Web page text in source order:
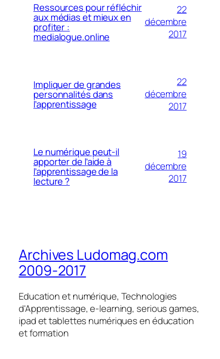
Ressources pour réfléchir
aux médias et mieux en
profiter :
medialogue.online
22
décembre
2017
Impliquer de grandes
personnalités dans
l’apprentissage
22
décembre
2017
Le numérique peut-il
apporter de l’aide à
l’apprentissage de la
lecture ?
19
décembre
2017
Archives Ludomag.com
2009-2017
Education et numérique, Technologies
d'Apprentissage, e-learning, serious games,
ipad et tablettes numériques en éducation
et formation